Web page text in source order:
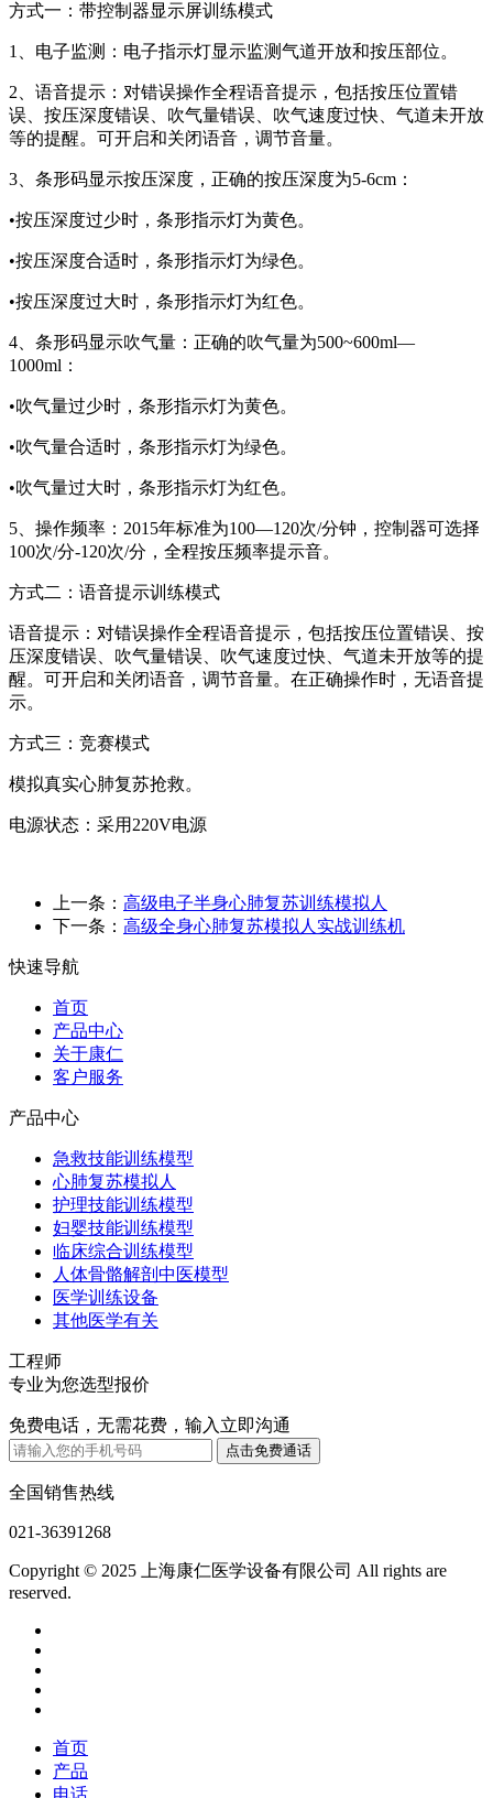
方式一：带控制器显示屏训练模式
1、电子监测：电子指示灯显示监测气道开放和按压部位。
2、语音提示：对错误操作全程语音提示，包括按压位置错
误、按压深度错误、吹气量错误、吹气速度过快、气道未开放
等的提醒。可开启和关闭语音，调节音量。
3、条形码显示按压深度，正确的按压深度为5-6cm：
•按压深度过少时，条形指示灯为黄色。
•按压深度合适时，条形指示灯为绿色。
•按压深度过大时，条形指示灯为红色。
4、条形码显示吹气量：正确的吹气量为500~600ml—
1000ml：
•吹气量过少时，条形指示灯为黄色。
•吹气量合适时，条形指示灯为绿色。
•吹气量过大时，条形指示灯为红色。
5、操作频率：2015年标准为100—120次/分钟，控制器可选择
100次/分-120次/分，全程按压频率提示音。
方式二：语音提示训练模式
语音提示：对错误操作全程语音提示，包括按压位置错误、按
压深度错误、吹气量错误、吹气速度过快、气道未开放等的提
醒。可开启和关闭语音，调节音量。在正确操作时，无语音提
示。
方式三：竞赛模式
模拟真实心肺复苏抢救。
电源状态：采用220V电源
上一条： 高级电子半身心肺复苏训练模拟人
下一条： 高级全身心肺复苏模拟人实战训练机
快速导航
首页
产品中心
关于康仁
客户服务
产品中心
急救技能训练模型
心肺复苏模拟人
护理技能训练模型
妇婴技能训练模型
临床综合训练模型
人体骨骼解剖中医模型
医学训练设备
其他医学有关
工程师
专业为您选型报价
免费电话，无需花费，输入立即沟通
全国销售热线
021-36391268
Copyright © 2025 上海康仁医学设备有限公司 All rights are
reserved.
首页
产品